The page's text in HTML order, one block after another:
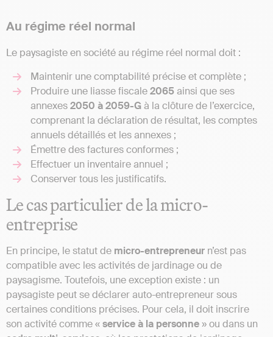
Au régime réel normal
Le paysagiste en société au régime réel normal doit :
Maintenir une comptabilité précise et complète ;
Produire une liasse fiscale2065ainsi que ses
annexes2050 à 2059-Gà la clôture de l’exercice,
comprenant la déclaration de résultat, les comptes
annuels détaillés et les annexes ;
Émettre des factures conformes ;
Effectuer un inventaire annuel ;
Conserver tous les justificatifs.
Le cas particulier de la micro-
entreprise
En principe, le statut de micro-entrepreneur n’est pas
compatible avec les activités de jardinage ou de
paysagisme. Toutefois, une exception existe : un
paysagiste peut se déclarer auto-entrepreneur sous
certaines conditions précises. Pour cela, il doit inscrire
son activité comme «service à la personne» ou dans un